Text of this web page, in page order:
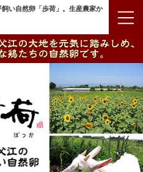
い自然卵「歩荷」。生産農家か